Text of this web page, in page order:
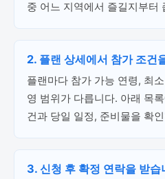
중 어느 지역에서 즐길지부터
2. 플랜 상세에서 참가 조건
플랜마다 참가 가능 연령, 최
영 범위가 다릅니다. 아래 목
건과 당일 일정, 준비물을 확
3. 신청 후 확정 연락을 받습